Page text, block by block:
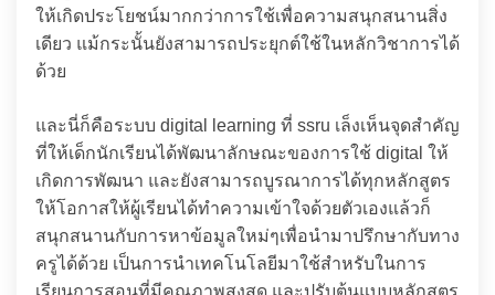
ให้เกิดประโยชน์มากกว่าการใช้เพื่อความสนุกสนานสิ่ง
เดียว แม้กระนั้นยังสามารถประยุกต์ใช้ในหลักวิชาการได้
ด้วย
และนี่ก็คือระบบ digital learning ที่ ssru เล็งเห็นจุดสำคัญ
ที่ให้เด็กนักเรียนได้พัฒนาลักษณะของการใช้ digital ให้
เกิดการพัฒนา และยังสามารถบูรณาการได้ทุกหลักสูตร
ให้โอกาสให้ผู้เรียนได้ทำความเข้าใจด้วยตัวเองแล้วก็
สนุกสนานกับการหาข้อมูลใหม่ๆเพื่อนำมาปรึกษากับทาง
ครูได้ด้วย เป็นการนำเทคโนโลยีมาใช้สำหรับในการ
เรียนการสอนที่มีคุณภาพสูงสุด และปรับต้นแบบหลักสูตร